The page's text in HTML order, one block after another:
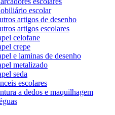
escolar
artigos de desenho
artigos escolares
celofane
crepe
e laminas de desenho
metalizado
seda
escolares
a dedos e maquilhagem